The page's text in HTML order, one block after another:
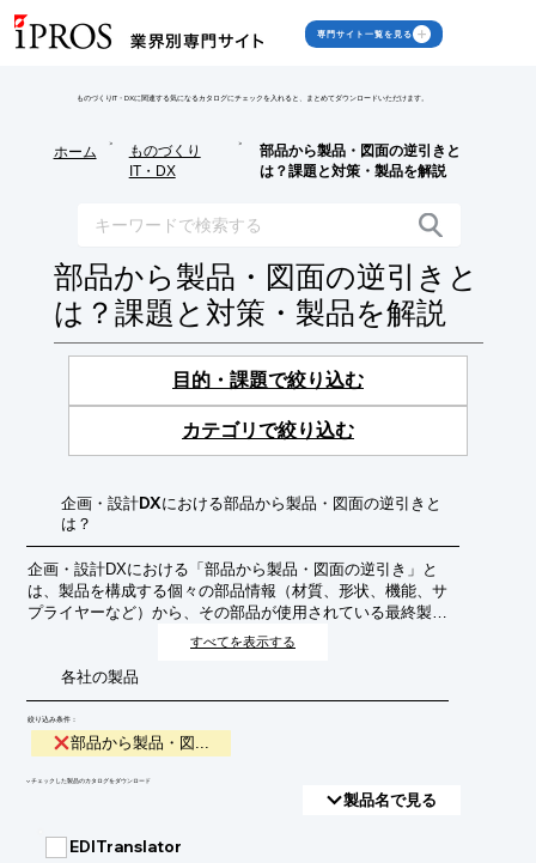
専門サイト一覧を見る
ものづくりIT・DXに関連する気になるカタログにチェックを入れると、まとめてダウンロードいただけます。
ホーム
>
ものづくり
IT・DX
>
部品から製品・図面の逆引きと
は？課題と対策・製品を解説
部品から製品・図面の逆引きと
は？課題と対策・製品を解説
目的・課題で絞り込む
カテゴリで絞り込む
企画・設計DXにおける部品から製品・図面の逆引きと
は？
企画・設計DXにおける「部品から製品・図面の逆引き」と
は、製品を構成する個々の部品情報（材質、形状、機能、サ
プライヤーなど）から、その部品が使用されている最終製品
や関連する設計図面を効率的に特定・追跡するプロセスを指
替検討、品質管理の強化、サプライチェーンの可視化などを
実現し、開発リードタイムの短縮やコスト削減に貢献しま
す。
すべてを表示する
各社の製品
絞り込み条件：
部品から製品・図...
​▼チェックした製品のカタログをダウンロード
製品名で見る
EDITranslator